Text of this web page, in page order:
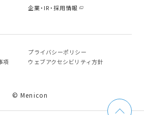
企業・IR・採用情報
プライバシーポリシー
項
ウェブアクセシビリティ方針
© Menicon